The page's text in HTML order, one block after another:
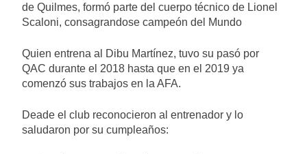
de Quilmes, formó parte del cuerpo técnico de Lionel
Scaloni, consagrandose campeón del Mundo
Quien entrena al Dibu Martínez, tuvo su pasó por
QAC durante el 2018 hasta que en el 2019 ya
comenzó sus trabajos en la AFA.
Deade el club reconocieron al entrenador y lo
saludaron por su cumpleaños: